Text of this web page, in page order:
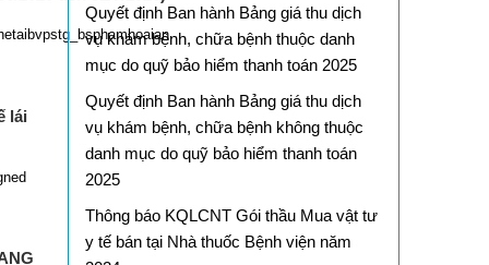
lái
Quyết định Ban hành Bảng giá thu dịch
vụ khám bệnh, chữa bệnh thuộc danh
mục do quỹ bảo hiểm thanh toán 2025
Quyết định Ban hành Bảng giá thu dịch
vụ khám bệnh, chữa bệnh không thuộc
danh mục do quỹ bảo hiểm thanh toán
2025
Thông báo KQLCNT Gói thầu Mua vật tư
y tế bán tại Nhà thuốc Bệnh viện năm